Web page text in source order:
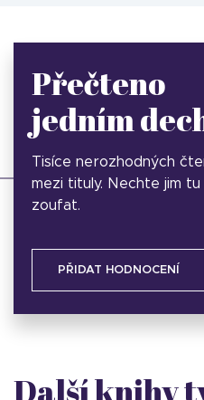
Přečteno
jedním
Tisíce nerozhodných
mezi tituly. Nechte jim
zoufat.
PŘIDAT HODNOCENÍ
Další knihy